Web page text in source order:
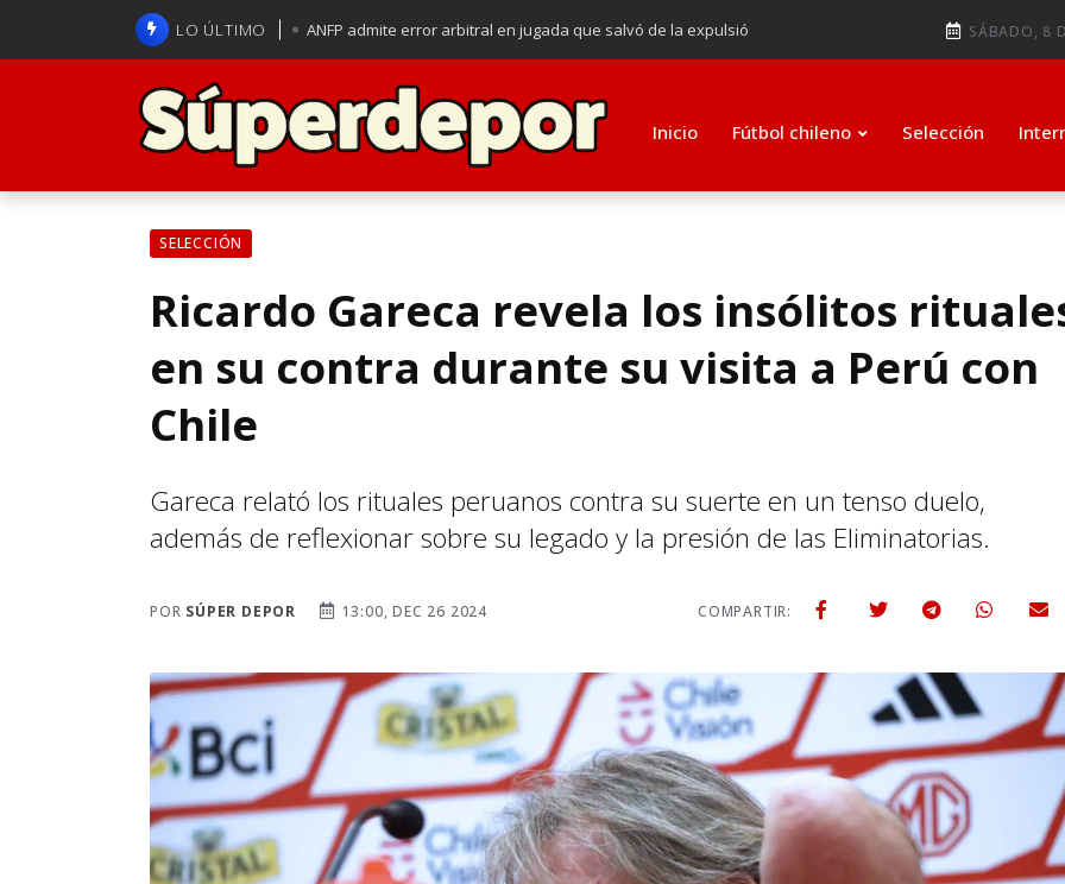
LO ÚLTIMO ANFP admite error arbitral en jugada que salvó de la expulsió
La U se aferra a la esperanza de clasificar a octavos de
Brasil anuncia a Carlo Ancelotti como su nuevo entrenador para
SÁBADO, 8
Inicio Fútbol chileno Selección
SELECCIÓN
Ricardo Gareca revela los insólitos
en su contra durante su visita a Perú con
Chile
Gareca relató los rituales peruanos contra su suerte en un tenso duelo,
además de reflexionar sobre su legado y la presión de las Eliminatorias.
POR SÚPER DEPOR 13:00, DEC 26 2024 COMPARTIR: